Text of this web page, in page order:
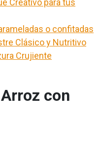
Creativo para tus
o confitadas
Clásico y Nutritivo
Crujiente
con